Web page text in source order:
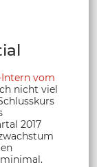
Intern vom
nicht viel
2017